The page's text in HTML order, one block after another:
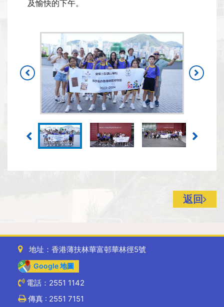
及愉快的下午。
返回
地址：香港薄扶林華富邨華林徑5號
Google 地圖
電話：2551 1142
傳真 : 2551 7151